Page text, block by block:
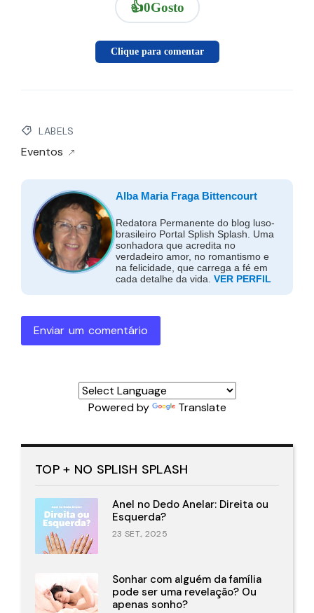
👍0Gosto
Clique para comentar
LABELS
Eventos
Alba Maria Fraga Bittencourt
Redatora Permanente do blog luso-
brasileiro Portal Splish Splash. Uma
sonhadora que acredita no
verdadeiro amor, no romantismo e
na felicidade, que carrega a fé em
cada detalhe da vida. VER PERFIL
Enviar um comentário
Powered by Translate
TOP + NO SPLISH SPLASH
Anel no Dedo Anelar: Direita ou
Esquerda?
23 SET., 2025
Sonhar com alguém da família
pode ser uma revelação? Ou
apenas sonho?